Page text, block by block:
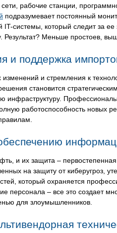
рабочие станции,
подразумевает постоянный
системы, который следит за
Результат? Меньше простоев,
и поддержка
изменений и стремления к
становится
инфраструктуру.
работоспособность новых
и их защита –
на защиту от киберугроз,
который охраняется
персонала – все это создает
для злоумышленников.